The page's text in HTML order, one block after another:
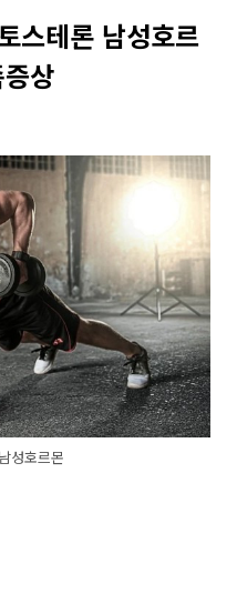
스테론 남성호르
상
성호르몬